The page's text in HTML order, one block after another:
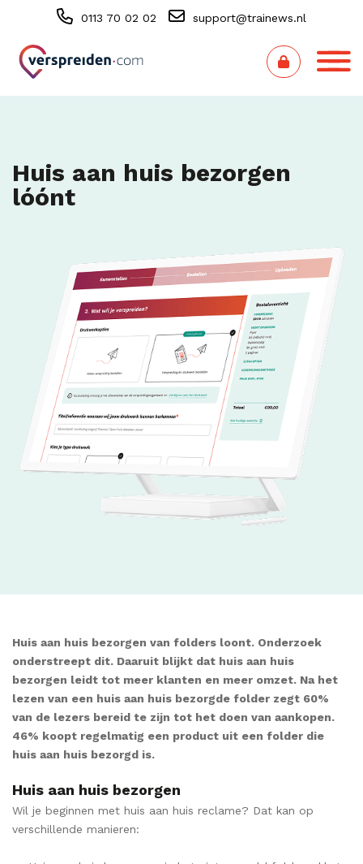
0113 70 02 02 support@trainews.nl
Huis aan huis bezorgen
lóónt
Huis aan huis bezorgen van folders loont. Onderzoek
onderstreept dit. Daaruit blijkt dat huis aan huis
bezorgen leidt tot meer klanten en meer omzet. Na het
lezen van een huis aan huis bezorgde folder zegt 60%
van de lezers bereid te zijn tot het doen van aankopen.
46% koopt regelmatig een product uit een folder die
huis aan huis bezorgd is.
Huis aan huis bezorgen
Wil je beginnen met huis aan huis reclame? Dat kan op
verschillende manieren: